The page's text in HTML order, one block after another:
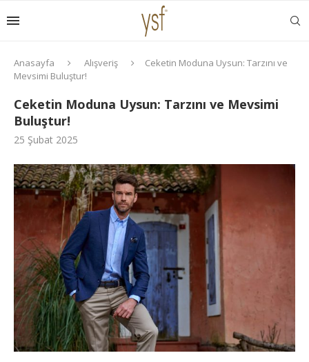
Anasayfa Alışveriş
Ceketin Moduna Uysun: Tarzını ve
Mevsimi Buluştur!
Ceketin Moduna Uysun: Tarzını ve Mevsimi
Buluştur!
25 Şubat 2025